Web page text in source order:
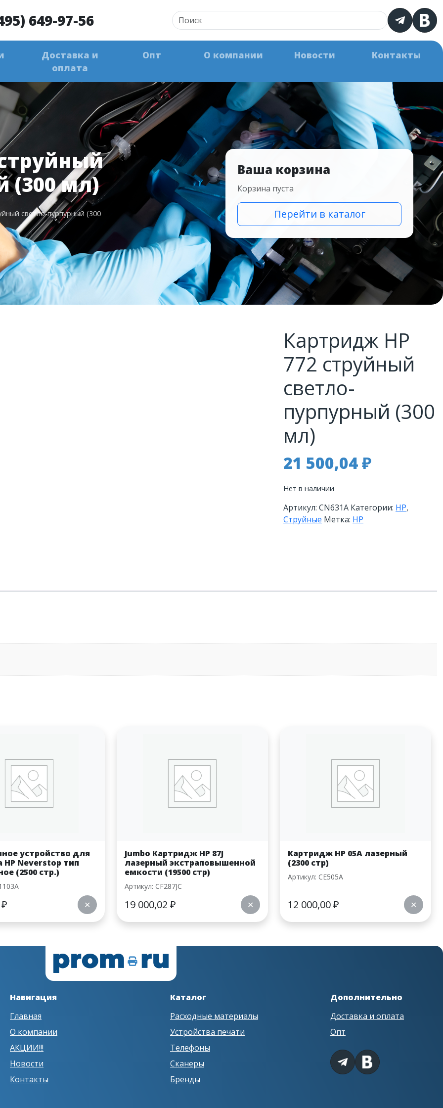
649-97-56
Доставка и
оплата
Опт О компании Новости Контакты
(300 мл)
светло-пурпурный (300
Ваша корзина
Корзина пуста
Перейти в каталог
Картридж HP
772 струйный
светло-
пурпурный (300
мл)
21 500,04₽
Нет в наличии
Артикул: CN631A Категории: HP,
Струйные Метка: HP
устройство для
HP Neverstop тип
(2500 стр.)
₽ ✕
Jumbo Картридж HP 87J
лазерный экстраповышенной
емкости (19500 стр)
Артикул: CF287JC
19 000,02 ₽ ✕
Картридж HP 05A лазерный
(2300 стр)
Артикул: CE505A
12 000,00₽ ✕
Навигация
Главная
О компании
АКЦИИ!!!
Новости
Контакты
Каталог
Расходные материалы
Устройства печати
Телефоны
Сканеры
Бренды
Дополнительно
Доставка и оплата
Опт